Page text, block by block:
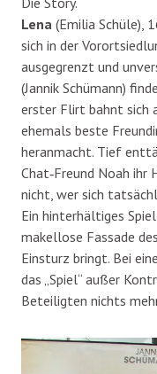
Lena (Emilia Schüle),
sich in der
ausgegrenzt und
(Jannik Schümann)
erster Flirt bahnt sich
ehemals beste
heranmacht. Tief
Chat‐Freund Noah ihr
nicht, wer sich
Ein hinterhältiges
makellose Fassade
Einsturz bringt. Bei
das „Spiel“ außer
Beteiligten nichts